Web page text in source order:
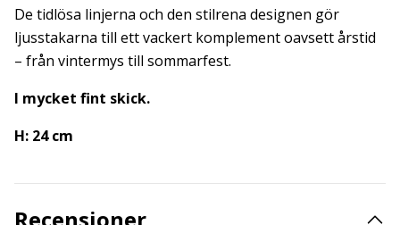
De tidlösa linjerna och den stilrena designen gör
ljusstakarna till ett vackert komplement oavsett årstid
– från vintermys till sommarfest.
I mycket fint skick.
H: 24 cm